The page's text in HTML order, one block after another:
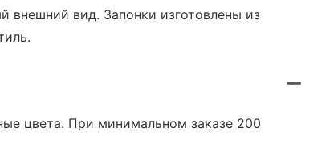
внешний вид. Запонки изготовлены из
цвета. При минимальном заказе 200